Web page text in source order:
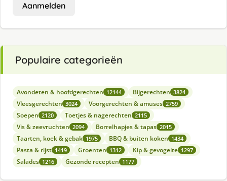
Aanmelden
Populaire categorieën
Avondeten & hoofdgerechten 12144 Bijgerechten 3824
Vleesgerechten 3024 Voorgerechten & amuses 2759
Soepen 2120 Toetjes & nagerechten 2115
Vis & zeevruchten 2094 Borrelhapjes & tapas 2015
Taarten, koek & gebak 1975 BBQ & buiten koken 1434
Pasta & rijst 1419 Groenten 1312 Kip & gevogelte 1297
Salades 1216 Gezonde recepten 1177